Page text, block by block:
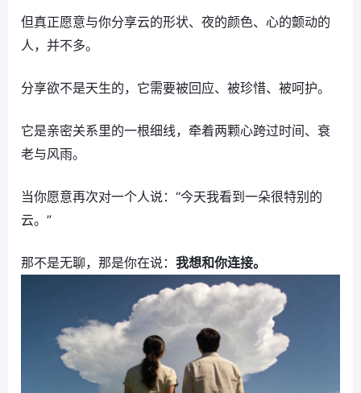
但真正愿意与你分享云的形状、夜的颜色、心的颤动的
人，并不多。
分享欲不是天生的，它需要被回应、被珍惜、被呵护。
它是亲密关系里的一根细线，牵着两颗心跨过时间、衰
老与风雨。
当你愿意再次对一个人说：“今天我看到一朵很特别的
云。”
那不是无聊，那是你在说： 我想和你连接。